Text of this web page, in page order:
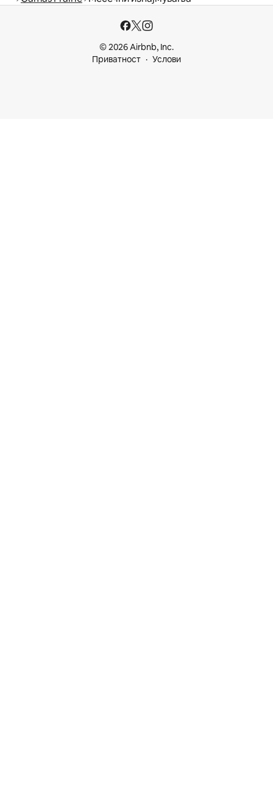
© 2026 Airbnb, Inc.
Приватност
Услови